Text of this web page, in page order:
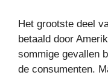
Het grootste deel
betaald door
sommige gevallen
de consumenten.